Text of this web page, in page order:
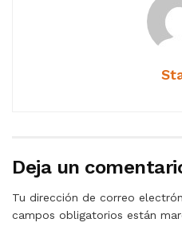
Deja un
Tu dirección de correo
campos obligatorios están